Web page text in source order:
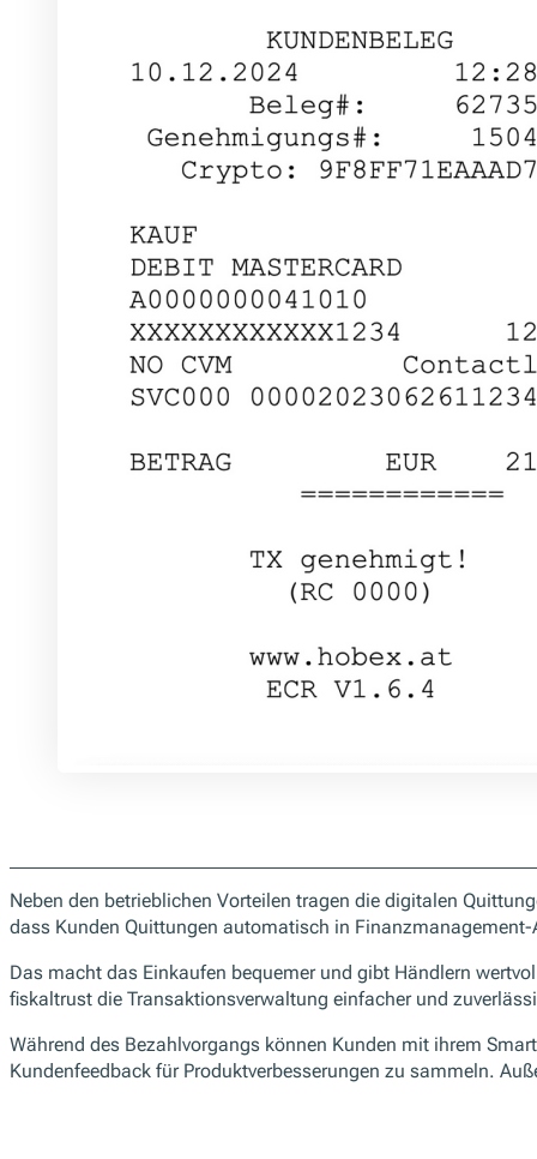
Neben den betrieblichen Vorteilen tragen die digitalen
dass Kunden Quittungen automatisch in
Das macht das Einkaufen bequemer und gibt Händlern
fiskaltrust die Transaktionsverwaltung einfacher und
Während des Bezahlvorgangs können Kunden mit ihrem
Kundenfeedback für Produktverbesserungen zu sammeln.